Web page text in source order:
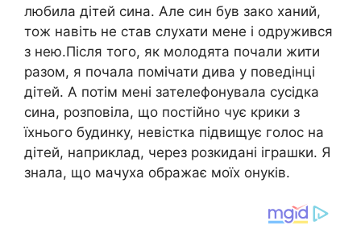
любила дітей сина. Але син був зако ханий,
тож навіть не став слухати мене і одружився
з нею.Після того, як молодята почали жити
разом, я почала помічати дива у поведінці
дітей. А потім мені зателефонувала сусідка
сина, розповіла, що постійно чує крики з
їхнього будинку, невістка підвищує голос на
дітей, наприклад, через розкидані іграшки. Я
знала, що мачуха ображає моїх онуків.